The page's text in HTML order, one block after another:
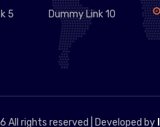
5 Dummy Link 10
All rights reserved | Developed by